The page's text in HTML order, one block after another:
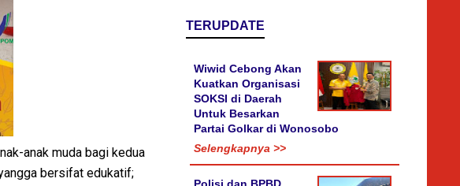
anak muda bagi kedua
bersifat edukatif;
TERUPDATE
Wiwid Cebong Akan
Kuatkan Organisasi
SOKSI di Daerah
Untuk Besarkan
Partai Golkar di Wonosobo
Selengkapnya >>
Polisi dan BPBD